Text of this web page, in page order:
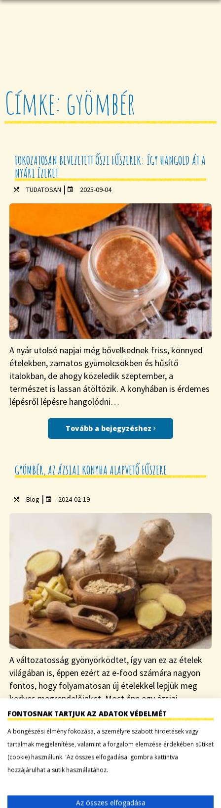
Címke: gyömbér
FOKOZATOSAN BEVEZETETT ŐSZI FŰSZEREK: ÍGY HANGOLD ÁT A
NYÁRI ÍZEKET
TUDATOSAN | 2025-09-04
A nyár utolsó napjai még bővelkednek friss, könnyed
ételekben, zamatos gyümölcsökben és hűsítő
italokban, de ahogy közeledik szeptember, a
természet is lassan átöltözik. A konyhában is érdemes
lépésről lépésre hangolódni…
Tovább a bejegyzéshez
GYÖMBÉR, AZ ÁZSIAI KONYHA ALAPVETŐ FŰSZERE
Blog | 2024-02-19
A változatosság gyönyörködtet, így van ez az ételek
világában is, éppen ezért az e-food számára nagyon
fontos, hogy folyamatosan új ételekkel lepjük meg
kedves megrendelőinket. Most épp egy ázsiai
körútra…
Tovább a bejegyzéshez
FONTOSNAK TARTJUK AZ ADATOK VÉDELMÉT
A böngészési élmény fokozása, a személyre szabott hirdetések vagy
tartalmak megjelenítése, valamint a forgalom elemzése érdekében sütiket
(cookie) használunk. 'Az összes elfogadása' gombra kattintva
hozzájárulhat a sütik használatához.
Az összes elfogadása